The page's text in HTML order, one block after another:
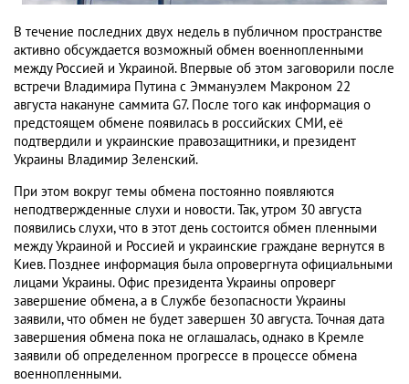
В течение последних двух недель в публичном пространстве
активно обсуждается возможный обмен военнопленными
между Россией и Украиной. Впервые об этом заговорили после
встречи Владимира Путина с Эммануэлем Макроном 22
августа накануне саммита G7. После того как информация о
предстоящем обмене появилась в российских СМИ, её
подтвердили и украинские правозащитники, и президент
Украины Владимир Зеленский.
При этом вокруг темы обмена постоянно появляются
неподтвержденные слухи и новости. Так, утром 30 августа
появились слухи, что в этот день состоится обмен пленными
между Украиной и Россией и украинские граждане вернутся в
Киев. Позднее информация была опровергнута официальными
лицами Украины. Офис президента Украины опроверг
завершение обмена, а в Службе безопасности Украины
заявили, что обмен не будет завершен 30 августа. Точная дата
завершения обмена пока не оглашалась, однако в Кремле
заявили об определенном прогрессе в процессе обмена
военнопленными.